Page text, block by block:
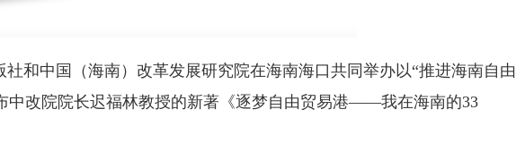
社和中国（海南）改革发展研究院在海南海口共同举办以“推进海南自由
中改院院长迟福林教授的新著《逐梦自由贸易港——我在海南的33